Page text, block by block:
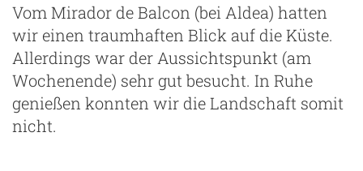
Vom Mirador de Balcon (bei Aldea) hatten
wir einen traumhaften Blick auf die Küste.
Allerdings war der Aussichtspunkt (am
Wochenende) sehr gut besucht. In Ruhe
genießen konnten wir die Landschaft somit
nicht.